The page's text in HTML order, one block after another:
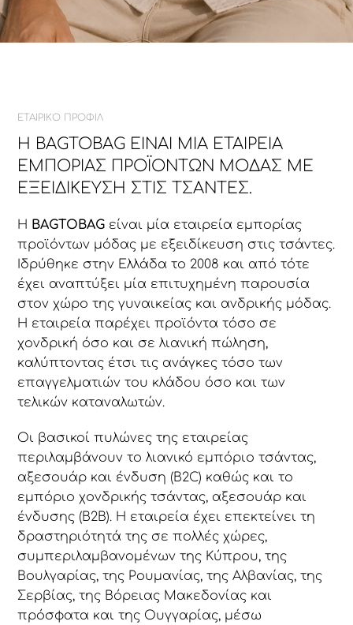
ΕΤΑΙΡΙΚΟ ΠΡΟΦΙΛ
Η BAGTOBAG ΕΊΝΑΙ ΜΊΑ ΕΤΑΙΡΕΊΑ
ΕΜΠΟΡΊΑΣ ΠΡΟΪΌΝΤΩΝ ΜΌΔΑΣ ΜΕ
ΕΞΕΙΔΊΚΕΥΣΗ ΣΤΙΣ ΤΣΆΝΤΕΣ.
Η BAGTOBAG είναι μία εταιρεία εμπορίας
προϊόντων μόδας με εξειδίκευση στις τσάντες.
Ιδρύθηκε στην Ελλάδα το 2008 και από τότε
έχει αναπτύξει μία επιτυχημένη παρουσία
στον χώρο της γυναικείας και ανδρικής μόδας.
Η εταιρεία παρέχει προϊόντα τόσο σε
χονδρική όσο και σε λιανική πώληση,
καλύπτοντας έτσι τις ανάγκες τόσο των
επαγγελματιών του κλάδου όσο και των
τελικών καταναλωτών.
Οι βασικοί πυλώνες της εταιρείας
περιλαμβάνουν το λιανικό εμπόριο τσάντας,
αξεσουάρ και ένδυση (B2C) καθώς και το
εμπόριο χονδρικής τσάντας, αξεσουάρ και
ένδυσης (B2B). Η εταιρεία έχει επεκτείνει τη
δραστηριότητά της σε πολλές χώρες,
συμπεριλαμβανομένων της Κύπρου, της
Βουλγαρίας, της Ρουμανίας, της Αλβανίας, της
Σερβίας, της Βόρειας Μακεδονίας και
πρόσφατα και της Ουγγαρίας, μέσω